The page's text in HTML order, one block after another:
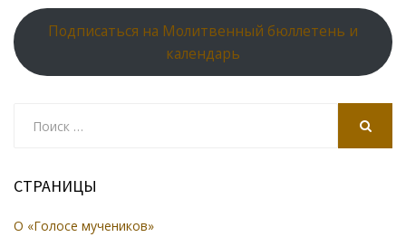
Подписаться на Молитвенный бюллетень и
календарь
СТРАНИЦЫ
О «Голосе мучеников»